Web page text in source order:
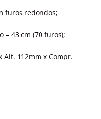
furos redondos;
– 43 cm (70 furos);
Alt. 112mm x Compr.